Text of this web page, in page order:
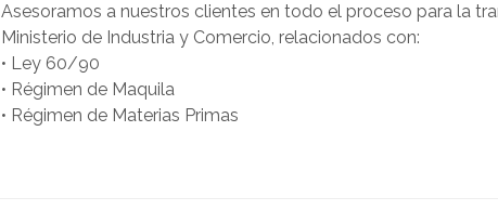
Asesoramos a nuestros clientes en todo el proceso para la
Ministerio de Industria y Comercio, relacionados con:
• Ley 60/90
• Régimen de Maquila
• Régimen de Materias Primas